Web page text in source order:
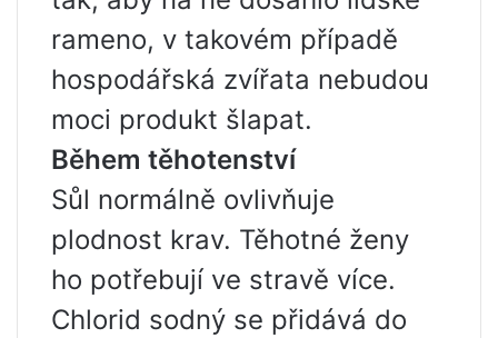
rameno, v takovém případě
hospodářská zvířata nebudou
moci produkt šlapat.
Během těhotenství
Sůl normálně ovlivňuje
plodnost krav. Těhotné ženy
ho potřebují ve stravě více.
Chlorid sodný se přidává do